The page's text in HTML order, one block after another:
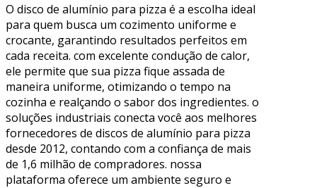
O disco de alumínio para pizza é a escolha ideal
para quem busca um cozimento uniforme e
crocante, garantindo resultados perfeitos em
cada receita. com excelente condução de calor,
ele permite que sua pizza fique assada de
maneira uniforme, otimizando o tempo na
cozinha e realçando o sabor dos ingredientes. o
soluções industriais conecta você aos melhores
fornecedores de discos de alumínio para pizza
desde 2012, contando com a confiança de mais
de 1,6 milhão de compradores. nossa
plataforma oferece um ambiente seguro e